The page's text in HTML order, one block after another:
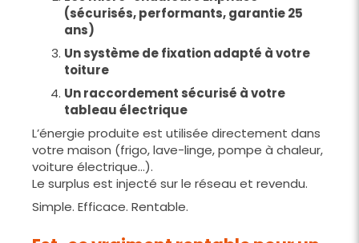
(sécurisés, performants, garantie 25
ans)
Un système de fixation adapté à votre
toiture
Un raccordement sécurisé à votre
tableau électrique
L’énergie produite est utilisée directement dans
votre maison (frigo, lave-linge, pompe à chaleur,
voiture électrique…).
Le surplus est injecté sur le réseau et revendu.
Simple. Efficace. Rentable.